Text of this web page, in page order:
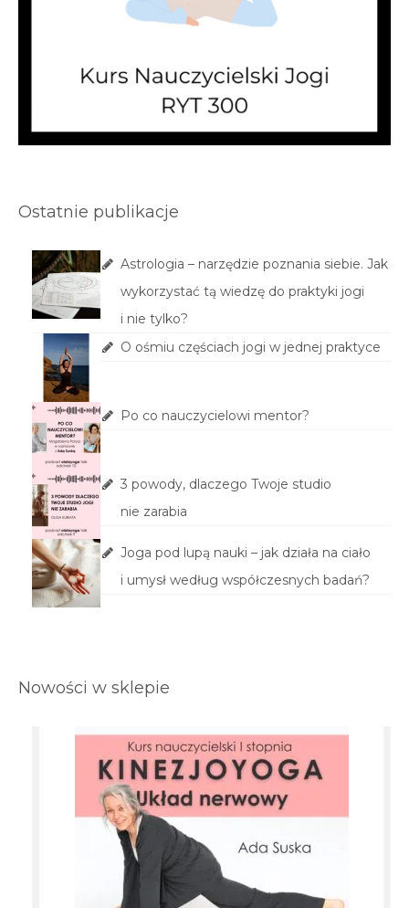
Ostatnie publikacje
Astrologia – narzędzie poznania siebie. Jak
wykorzystać tą wiedzę do praktyki jogi
i nie tylko?
O ośmiu częściach jogi w jednej praktyce
Po co nauczycielowi mentor?
3 powody, dlaczego Twoje studio
nie zarabia
Joga pod lupą nauki – jak działa na ciało
i umysł według współczesnych badań?
Nowości w sklepie